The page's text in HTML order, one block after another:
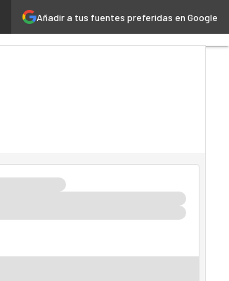
Añadir a tus fuentes preferidas en Google